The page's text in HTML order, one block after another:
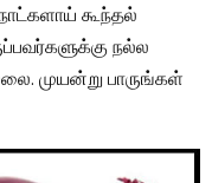
கூந்தல்
நல்ல
முயன்று பாருங்கள்